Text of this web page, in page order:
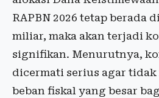
RAPBN 2026 tetap berada
miliar, maka akan terjadi
signifikan. Menurutnya,
dicermati serius agar
beban fiskal yang besar